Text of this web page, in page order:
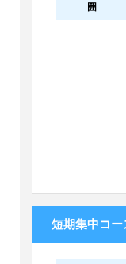
囲
短期集中コー